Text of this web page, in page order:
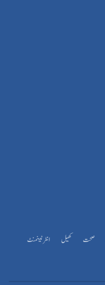
صحت کھیل
انٹرٹینمنٹ